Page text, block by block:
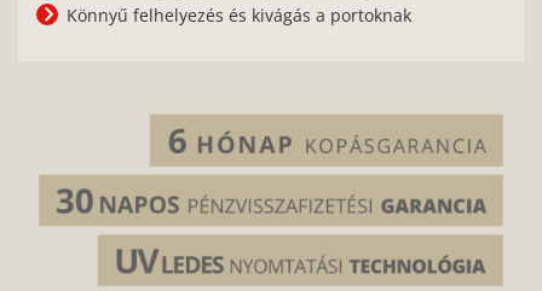
Könnyű felhelyezés és kivágás a portoknak